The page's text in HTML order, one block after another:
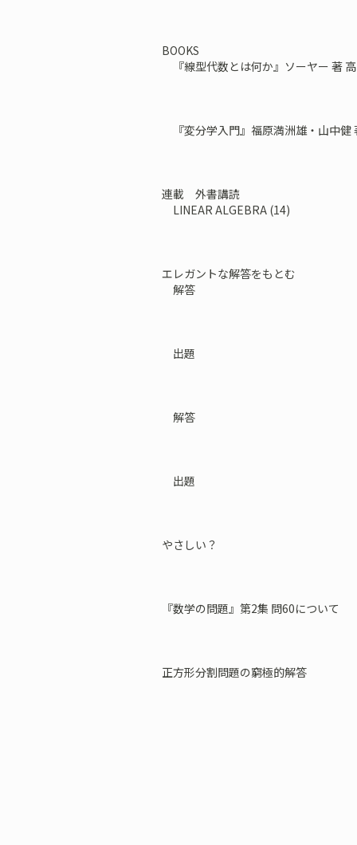
BOOKS
『線型代数とは何か』ソーヤー 著
『変分学入門』福原満洲雄・山中健
連載 外書講読
LINEAR ALGEBRA (14)
エレガントな解答をもとむ
解答
出題
解答
出題
やさしい？
『数学の問題』第2集 問60について
正方形分割問題の窮極的解答